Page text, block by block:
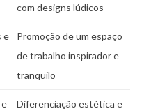
com designs lúdicos
e
Promoção de um espaço
de trabalho inspirador e
tranquilo
Diferenciação estética e